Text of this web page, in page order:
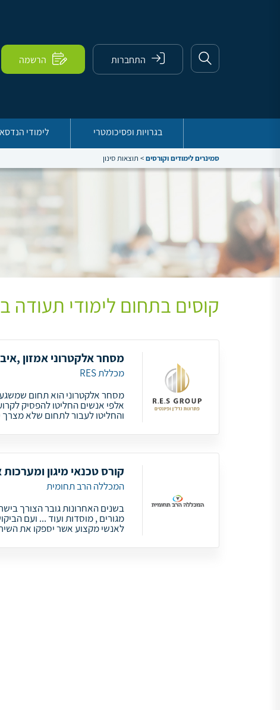
התחברות הרשמה
בגרויות ופסיכומטרי לימודי
סמינרים לימודים וקורסים> תוצאות סינון
קוסים בתחום לימודי תעודה
מסחר אלקטרוני אמזון
מכללת RES
מסחר אלקטרוני הוא תחום
אלפי אנשים החליטו להפסיק
והחליטו לעבור לתחום שלא
קורס טכנאי מיגון
המכללה הרב תחומית
בשנים האחרונות גובר הצורך
מגורים , מוסדות ועוד ... ועם
לאנשי מקצוע אשר יספקו את